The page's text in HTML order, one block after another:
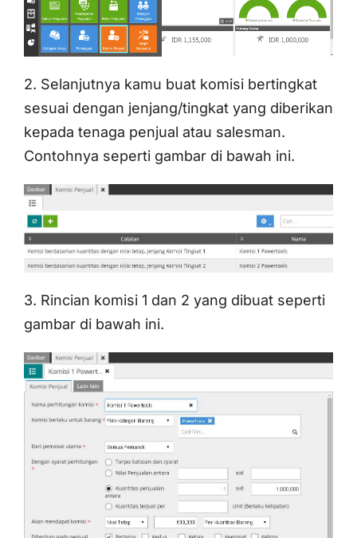
2. Selanjutnya kamu buat komisi bertingkat
sesuai dengan jenjang/tingkat yang diberikan
kepada tenaga penjual atau salesman.
Contohnya seperti gambar di bawah ini.
3. Rincian komisi 1 dan 2 yang dibuat seperti
gambar di bawah ini.